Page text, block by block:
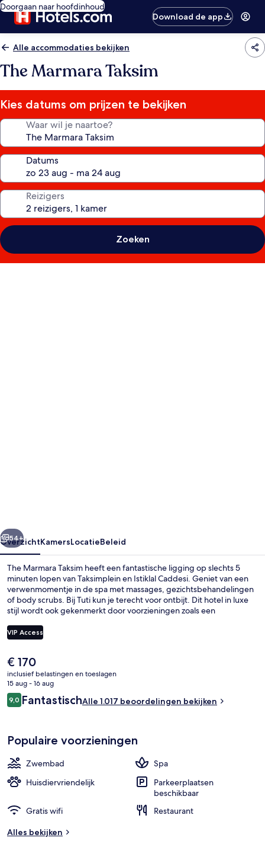
Doorgaan naar hoofdinhoud
Download de app
Alle accommodaties bekijken
The Marmara Taksim
Kies datums om prijzen te bekijken
Waar wil je naartoe?
Datums
Reizigers
Zoeken
Volgende
54+
OverzichtKamersLocatieBeleid
The Marmara Taksim heeft een fantastische ligging op slechts 5
minuten lopen van Taksimplein en Istiklal Caddesi. Geniet van een
verwenmomentje in de spa met massages, gezichtsbehandelingen
of body scrubs. Bij Tuti kun je terecht voor ontbijt. Dit hotel in luxe
stijl wordt ook gekenmerkt door voorzieningen zoals een
heel enthousiast over het behulpzame personeel en de locatie. Het
openbaar vervoer vind je op korte loopafstand: Station Taksim ligt
VIP Access
De
huidige
prijs
is
€ 170
€ 170
inclusief belastingen en toeslagen
15 aug - 16 aug
Beoordelingen
9,09,0 op 10 –
FantastischAlle 1.017 beoordelingen bekijken
Populaire voorzieningen
Zwembad
Spa
Huisdiervriendelijk
Parkeerplaatsen
beschikbaar
Gratis wifi
Restaurant
Alles bekijken